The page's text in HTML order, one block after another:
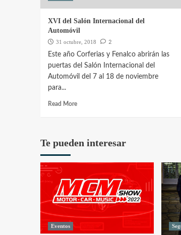
XVI del Salón Internacional del
Automóvil
31 octubre, 2018
2
Este año Corferias y Fenalco abrirán las
puertas del Salón Internacional del
Automóvil del 7 al 18 de noviembre
para...
Read More
Te pueden interesar
Eventos